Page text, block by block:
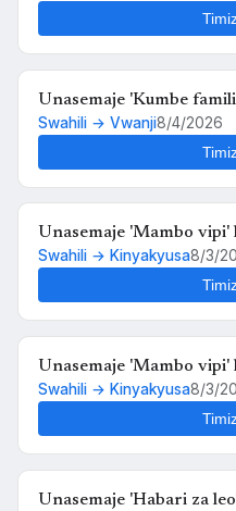
Unasemaje 'Kumbe
Swahili → Vwanji8/4/2026
Unasemaje 'Mambo vipi'
Swahili → Kinyakyusa8/3/
Unasemaje 'Mambo vipi'
Swahili → Kinyakyusa8/3/
Unasemaje 'Habari za